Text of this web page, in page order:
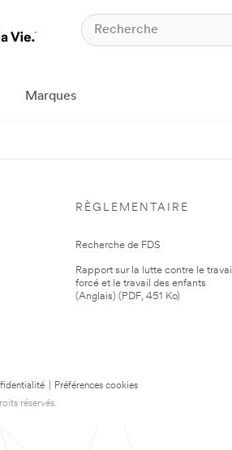
Marques
RÈGLEMENTAIRE
Recherche de FDS
Rapport sur la lutte contre le travail
forcé et le travail des enfants
(Anglais) (PDF, 451 Ko)
Préférences cookies
réservés.